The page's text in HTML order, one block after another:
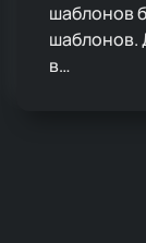
шаблонов
шаблонов.
в…